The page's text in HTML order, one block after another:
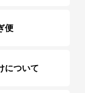
便
について